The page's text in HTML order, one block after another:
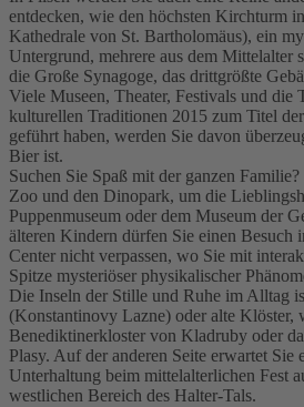
entdecken, wie den höchsten Kirchturm
Kathedrale von St. Bartholomäus), ein
Untergrund, mehrere aus dem Mittelalter
die Große Synagoge, das drittgrößte
Viele Museen, Theater, Festivals und die
kulturellen Traditionen 2015 zum Titel
geführt haben, werden Sie davon
Bier ist.
Suchen Sie Spaß mit der ganzen
Zoo und den Dinopark, um die
Puppenmuseum oder dem Museum der
älteren Kindern dürfen Sie einen Besuch
Center nicht verpassen, wo Sie mit
Spitze mysteriöser physikalischer
Die Inseln der Stille und Ruhe im Alltag
(Konstantinovy Lazne) oder alte Klöster,
Benediktinerkloster von Kladruby oder
Plasy. Auf der anderen Seite erwartet Sie
Unterhaltung beim mittelalterlichen Fest
westlichen Bereich des Halter-Tals.